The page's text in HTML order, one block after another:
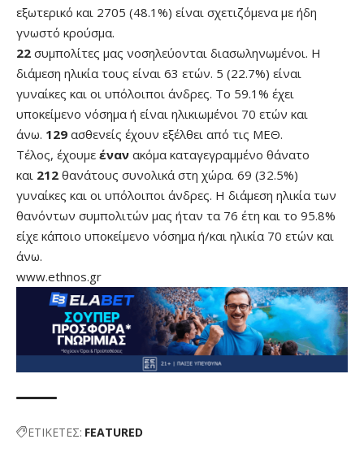
εξωτερικό και 2705 (48.1%) είναι σχετιζόμενα με ήδη
γνωστό κρούσμα.
22 συμπολίτες μας νοσηλεύονται διασωληνωμένοι. Η
διάμεση ηλικία τους είναι 63 ετών. 5 (22.7%) είναι
γυναίκες και οι υπόλοιποι άνδρες. To 59.1% έχει
υποκείμενο νόσημα ή είναι ηλικιωμένοι 70 ετών και
άνω. 129 ασθενείς έχουν εξέλθει από τις ΜΕΘ.
Τέλος, έχουμε έναν ακόμα καταγεγραμμένο θάνατο
και 212 θανάτους συνολικά στη χώρα. 69 (32.5%)
γυναίκες και οι υπόλοιποι άνδρες. Η διάμεση ηλικία των
θανόντων συμπολιτών μας ήταν τα 76 έτη και το 95.8%
είχε κάποιο υποκείμενο νόσημα ή/και ηλικία 70 ετών και
άνω.
www.ethnos.gr
ΕΤΙΚΕΤΕΣ: FEATURED